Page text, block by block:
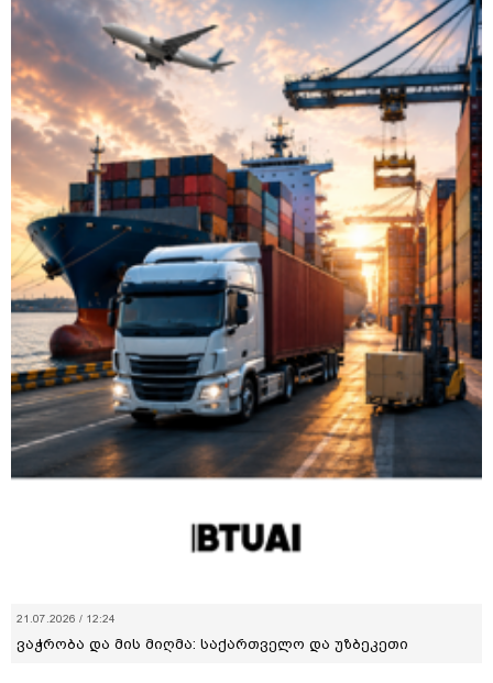
21.07.2026 / 12:24
ვაჭრობა და მის მიღმა: საქართველო და უზბეკეთი